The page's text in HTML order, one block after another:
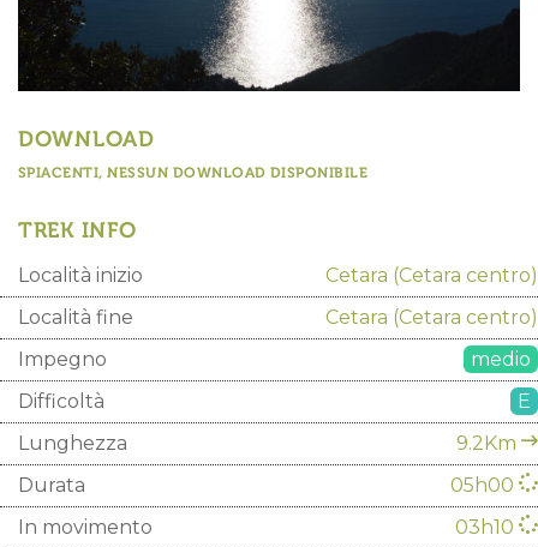
DOWNLOAD
SPIACENTI, NESSUN DOWNLOAD DISPONIBILE
TREK INFO
Località inizio Cetara (Cetara centro)
Località fine
Cetara (Cetara centro)
Impegno
medio
Difficoltà
E
Lunghezza
9.2Km
Durata
05h00
In movimento
03h10